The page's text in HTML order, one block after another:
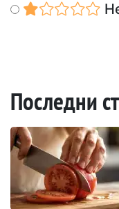
Последни